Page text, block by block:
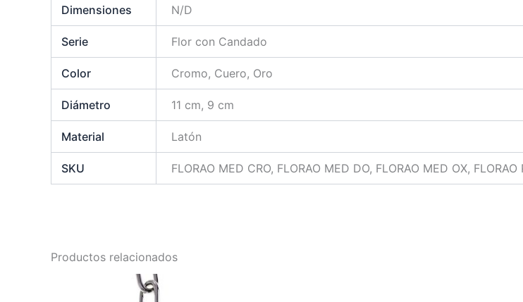
Dimensiones N/D
Serie Flor con Candado
Color Cromo, Cuero, Oro
Diámetro 11 cm, 9 cm
Material Latón
SKU FLORAO MED CRO, FLORAO MED DO, FLORAO MED OX,
Productos relacionados